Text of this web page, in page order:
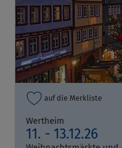
auf die Merkliste
Wertheim
11. - 13.12.26